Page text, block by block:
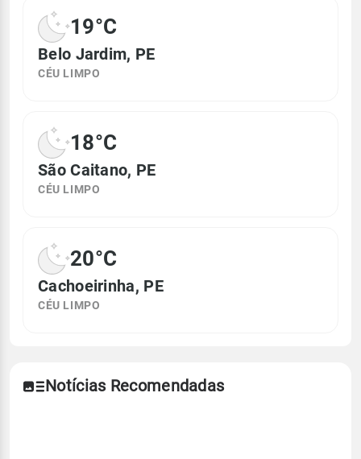
19°C
Belo Jardim, PE
CÉU LIMPO
18°C
São Caitano, PE
CÉU LIMPO
20°C
Cachoeirinha, PE
CÉU LIMPO
Notícias Recomendadas